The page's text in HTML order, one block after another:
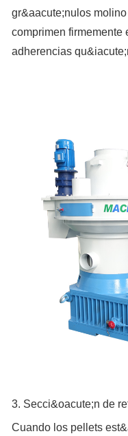
gr&aacute;nulos
comprimen firmemente
adherencias
3. Secci&oacute;n de
Cuando los pellets